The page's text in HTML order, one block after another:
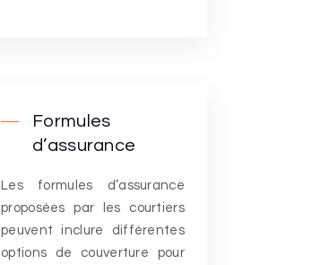
Formules
d’assurance
Les formules d’assurance
proposées par les courtiers
peuvent inclure différentes
options de couverture pour